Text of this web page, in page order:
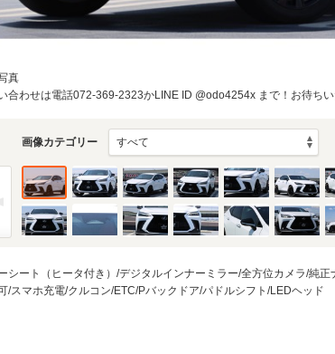
真
合わせは電話072-369-2323かLINE ID @odo4254x まで！お待ち
画像カテゴリー
シート（ヒータ付き）/デジタルインナーミラー/全方位カメラ/純
/スマホ充電/クルコン/ETC/Pバックドア/パドルシフト/LEDヘッド